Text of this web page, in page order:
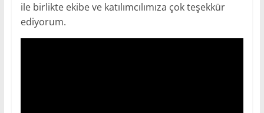
ile birlikte ekibe ve katılımcılımıza çok teşekkür
ediyorum.